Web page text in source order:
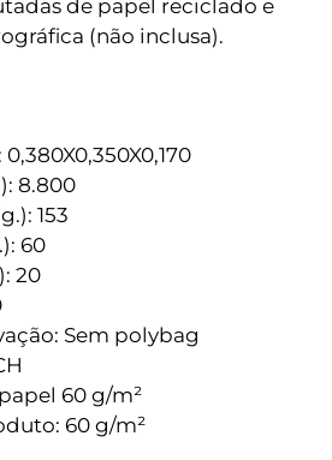
de papel reciclado e
(não inclusa).
8.800
153
60
20
Sem polybag
60 g/m²
60 g/m²